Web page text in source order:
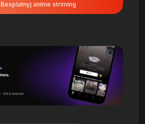
Besplatnyj anime striming